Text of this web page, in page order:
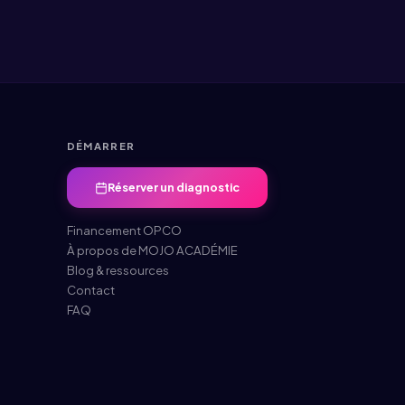
DÉMARRER
Réserver un diagnostic
Financement OPCO
À propos de MOJO ACADÉMIE
Blog & ressources
Contact
FAQ